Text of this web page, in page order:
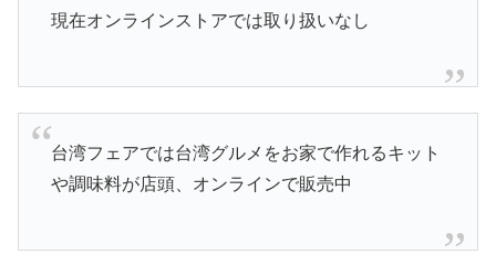
現在オンラインストアでは取り扱いなし
台湾フェアでは台湾グルメをお家で作れるキット
や調味料が店頭、オンラインで販売中